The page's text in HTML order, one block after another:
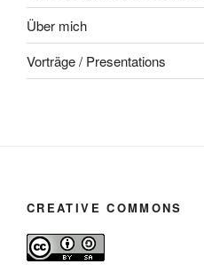
Über mich
Vorträge / Presentations
CREATIVE COMMONS